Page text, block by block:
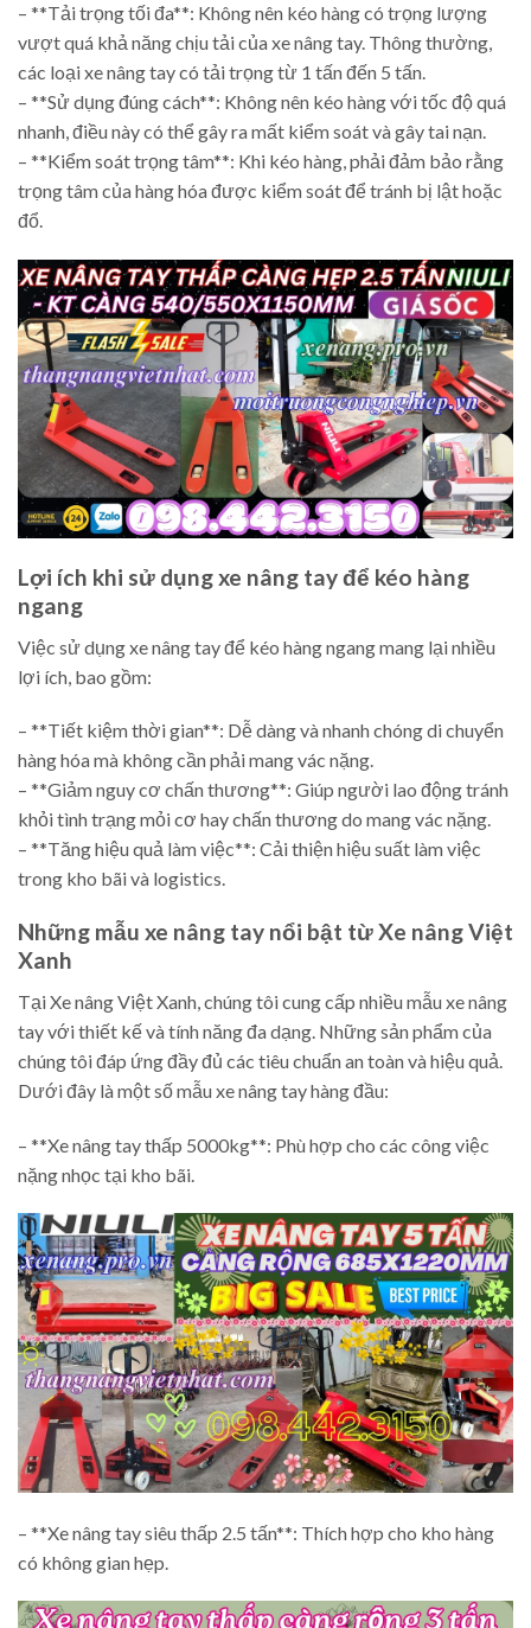
– **Tải trọng tối đa**: Không nên kéo hàng có trọng lượng
vượt quá khả năng chịu tải của xe nâng tay. Thông thường,
các loại xe nâng tay có tải trọng từ 1 tấn đến 5 tấn.
– **Sử dụng đúng cách**: Không nên kéo hàng với tốc độ quá
nhanh, điều này có thể gây ra mất kiểm soát và gây tai nạn.
– **Kiểm soát trọng tâm**: Khi kéo hàng, phải đảm bảo rằng
trọng tâm của hàng hóa được kiểm soát để tránh bị lật hoặc
đổ.
Lợi ích khi sử dụng xe nâng tay để kéo hàng
ngang
Việc sử dụng xe nâng tay để kéo hàng ngang mang lại nhiều
lợi ích, bao gồm:
– **Tiết kiệm thời gian**: Dễ dàng và nhanh chóng di chuyển
hàng hóa mà không cần phải mang vác nặng.
– **Giảm nguy cơ chấn thương**: Giúp người lao động tránh
khỏi tình trạng mỏi cơ hay chấn thương do mang vác nặng.
– **Tăng hiệu quả làm việc**: Cải thiện hiệu suất làm việc
trong kho bãi và logistics.
Những mẫu xe nâng tay nổi bật từ Xe nâng Việt
Xanh
Tại Xe nâng Việt Xanh, chúng tôi cung cấp nhiều mẫu xe nâng
tay với thiết kế và tính năng đa dạng. Những sản phẩm của
chúng tôi đáp ứng đầy đủ các tiêu chuẩn an toàn và hiệu quả.
Dưới đây là một số mẫu xe nâng tay hàng đầu:
– **Xe nâng tay thấp 5000kg**: Phù hợp cho các công việc
nặng nhọc tại kho bãi.
– **Xe nâng tay siêu thấp 2.5 tấn**: Thích hợp cho kho hàng
có không gian hẹp.